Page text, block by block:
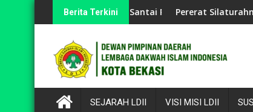
to
Berita Terkini
Berbagai Perlombaan
LDII Hadiri Jalan Santai PAC Jakasampurna dan
Pererat Silaturahmi dan
SEJARAH LDII VISI MISI LDII